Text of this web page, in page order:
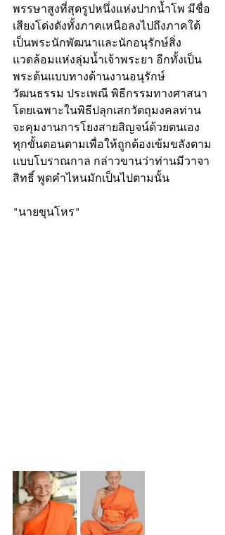
พรรษาสูงที่สุดรูปหนึ่งแห่งปากน้ำโพ มีชื่อ
เสียงโด่งดังทั้งภาคเหนือลงไปถึงภาคใต้
เป็นพระนักพัฒนาและนักอนุรักษ์สิ่ง
แวดล้อมแห่งลุ่มน้ำเจ้าพระยา อีกทั้งเป็น
พระต้นแบบทางด้านงานอนุรักษ์
วัฒนธรรม ประเพณี พิธีกรรมทางศาสนา
โดยเฉพาะในพิธีปลุกเสกวัตถุมงคลท่าน
จะคุมงานการโยงสายสิญจน์ด้วยตนเอง
ทุกขั้นตอนตามเพื่อให้ถูกต้องเข้มขลังตาม
แบบโบราณกาล กล่าวขานว่าท่านมีวาจา
สิทธิ์ พูดคำไหนมักเป็นไปตามนั้น
"นายขุนโหร"